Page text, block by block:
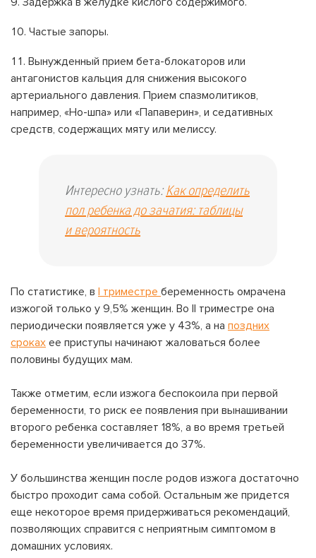
Частые запоры.
Вынужденный прием бета-блокаторов или
антагонистов кальция для снижения высокого
артериального давления. Прием спазмолитиков,
например, «Но-шпа» или «Папаверин», и седативных
средств, содержащих мяту или мелиссу.
Интересно узнать: Как определить
пол ребенка до зачатия: таблицы
и вероятность
По статистике, в I триместре беременность омрачена
изжогой только у 9,5% женщин. Во II триместре она
периодически появляется уже у 43%, а на поздних
сроках ее приступы начинают жаловаться более
половины будущих мам.
Также отметим, если изжога беспокоила при первой
беременности, то риск ее появления при вынашивании
второго ребенка составляет 18%, а во время третьей
беременности увеличивается до 37%.
У большинства женщин после родов изжога достаточно
быстро проходит сама собой. Остальным же придется
еще некоторое время придерживаться рекомендаций,
позволяющих справится с неприятным симптомом в
домашних условиях.